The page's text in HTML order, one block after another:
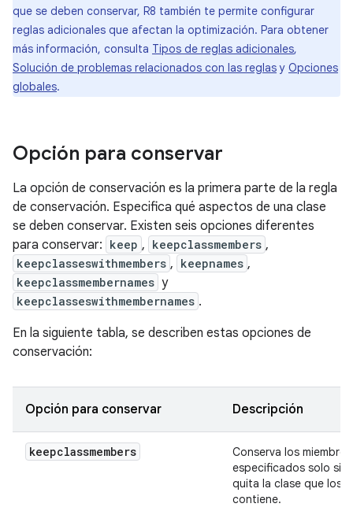
que se deben conservar, R8 también te permite configurar
reglas adicionales que afectan la optimización. Para obtener
más información, consulta Tipos de reglas adicionales,
Solución de problemas relacionados con las reglasy Opciones
globales.
Opción para conservar
La opción de conservación es la primera parte de la regla
de conservación. Especifica qué aspectos de una clase
se deben conservar. Existen seis opciones diferentes
para conservar: keep , keepclassmembers ,
keepclasseswithmembers , keepnames ,
keepclassmembernames y
keepclasseswithmembernames .
En la siguiente tabla, se describen estas opciones de
conservación:
Opción para conservar Descripción
keepclassmembers
Conserva los miembros
especificados solo si
quita la clase que los
contiene.